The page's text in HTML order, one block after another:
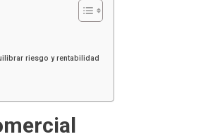
riesgo y rentabilidad